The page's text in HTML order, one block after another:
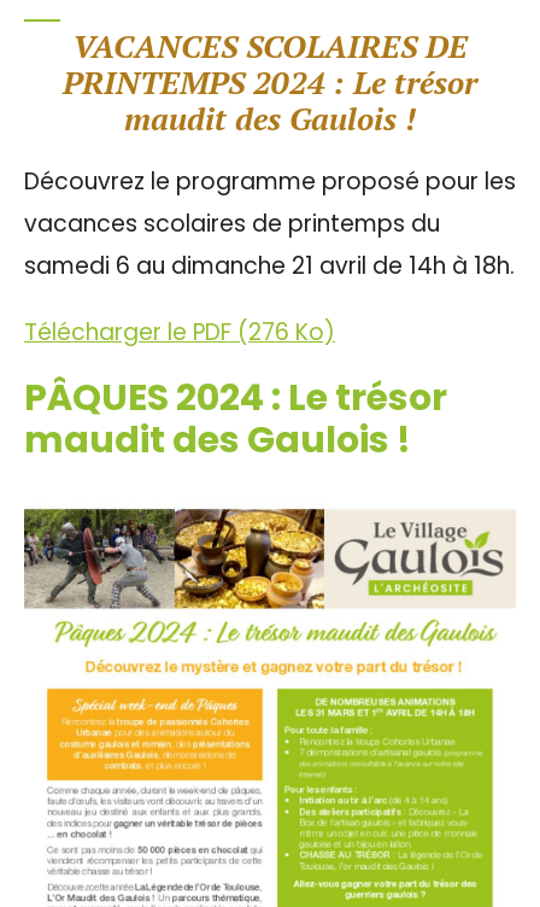
VACANCES SCOLAIRES DE
PRINTEMPS 2024 : Le trésor
maudit des Gaulois !
Découvrez le programme proposé pour les
vacances scolaires de printemps du
samedi 6 au dimanche 21 avril de 14h à 18h.
Télécharger le PDF (276 Ko)
PÂQUES 2024 : Le trésor
maudit des Gaulois !